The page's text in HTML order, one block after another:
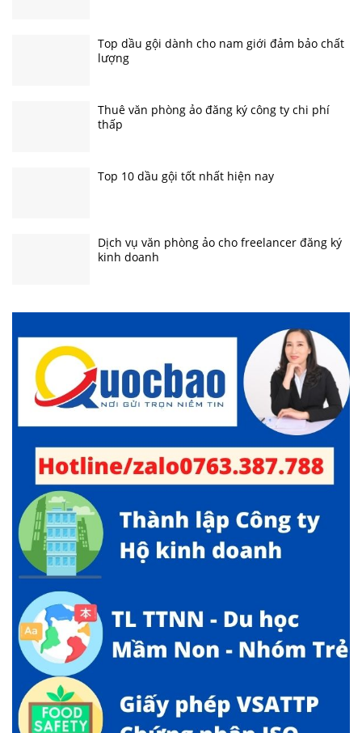
Top dầu gội dành cho nam giới đảm bảo chất
lượng
Thuê văn phòng ảo đăng ký công ty chi phí
thấp
Top 10 dầu gội tốt nhất hiện nay
Dịch vụ văn phòng ảo cho freelancer đăng ký
kinh doanh